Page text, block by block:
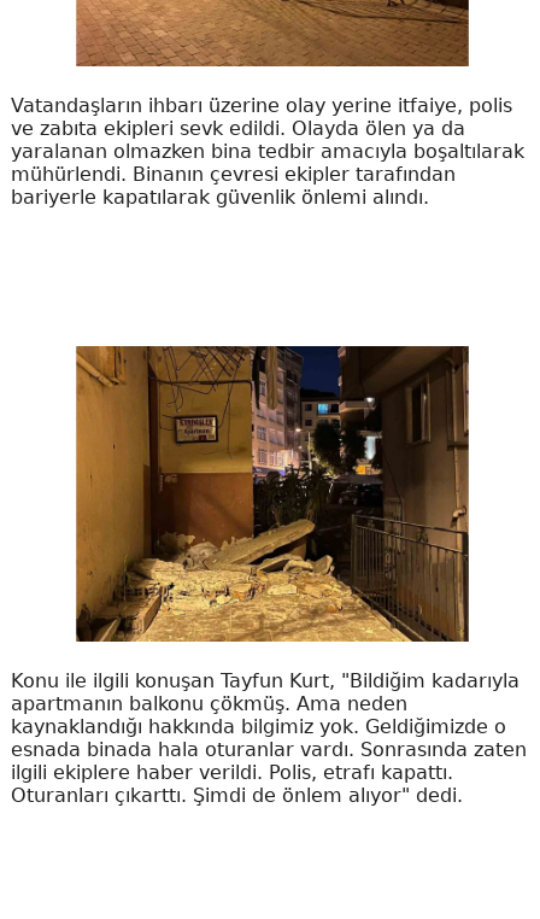
Vatandaşların ihbarı üzerine olay yerine itfaiye, polis
ve zabıta ekipleri sevk edildi. Olayda ölen ya da
yaralanan olmazken bina tedbir amacıyla boşaltılarak
mühürlendi. Binanın çevresi ekipler tarafından
bariyerle kapatılarak güvenlik önlemi alındı.
Konu ile ilgili konuşan Tayfun Kurt, "Bildiğim kadarıyla
apartmanın balkonu çökmüş. Ama neden
kaynaklandığı hakkında bilgimiz yok. Geldiğimizde o
esnada binada hala oturanlar vardı. Sonrasında zaten
ilgili ekiplere haber verildi. Polis, etrafı kapattı.
Oturanları çıkarttı. Şimdi de önlem alıyor" dedi.